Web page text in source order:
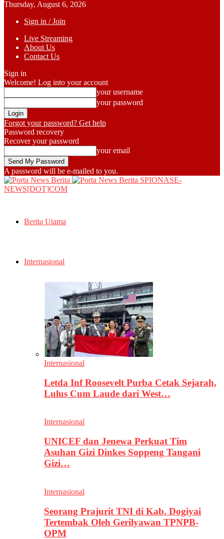
Thursday, August 6, 2026
Sign in / Join
Live Streaming
About Us
Contact Us
Sign in
Welcome! Log into your account
your username
your password
Forgot your password? Get help
Password recovery
Recover your password
your email
A password will be e-mailed to you.
SPIONASE-
NEWS[DOT]COM
Berita Utama
Internasional
Internasional
Letda Inf Roosevelt Purba Cetak Sejarah,
Lulus Cum Laude dari West…
Internasional
UNICEF dan Jenewa Perkuat Tim
Asuhan Gizi Dinkes Soppeng Tangani
Gizi…
Internasional
Seorang Prajurit TNI di Kab. Dogiyai
Tertembak Oleh Gerilyawan TPNPB-
OPM